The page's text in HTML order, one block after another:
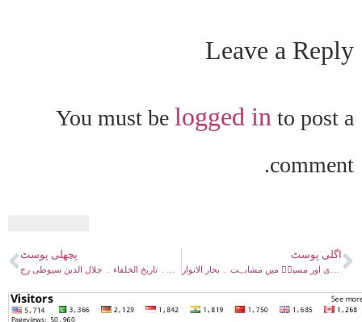
Leave a Reply
You must be logged in to post a
comment.
پچھلی پوسٹ اگلی پوسٹ